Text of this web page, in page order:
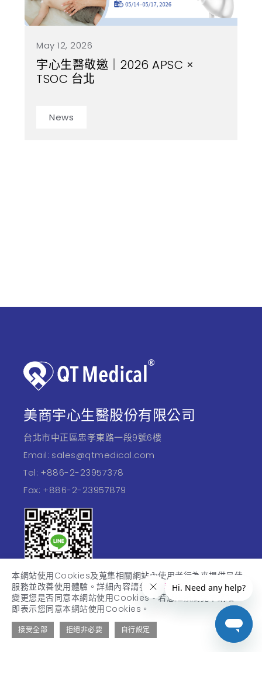
News
May 12, 2026
宇心生醫敬邀｜2026 APSC ×
TSOC 台北
產品與服務
醫護專區
美商宇心生醫股份有限公司
台北市中正區忠孝東路一段9號6樓
Email: sales@qtmedical.com
Tel: +886-2-23957378
Fax: +886-2-23957879
宇心官方 Line @
本網站使用Cookies及蒐集相關網站內使用者行為來提供最佳
服務並改善使用體驗。詳細內容請參閱隱私權政策。您可以隨時
變更您是否同意本網站使用Cookies。若您繼續瀏覽本網站，
即表示您同意本網站使用Cookies。
接受全部 拒絕非必要 自行設定